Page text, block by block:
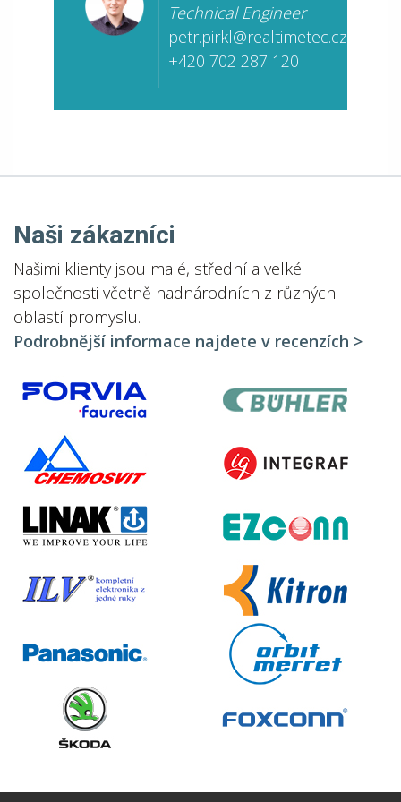
Technical Engineer
petr.pirkl@realtimetec.cz
+420 702 287 120
Naši zákazníci
Našimi klienty jsou malé, střední a velké
společnosti včetně nadnárodních z různých
oblastí promyslu.
Podrobnější informace najdete v recenzích >